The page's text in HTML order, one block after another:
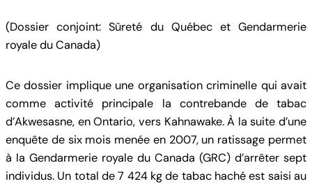
(Dossier conjoint: Sûreté du Québec et Gendarmerie
royale du Canada)
Ce dossier implique une organisation criminelle qui avait
comme activité principale la contrebande de tabac
d’Akwesasne, en Ontario, vers Kahnawake. À la suite d’une
enquête de six mois menée en 2007, un ratissage permet
à la Gendarmerie royale du Canada (GRC) d’arrêter sept
individus. Un total de 7 424 kg de tabac haché est saisi au